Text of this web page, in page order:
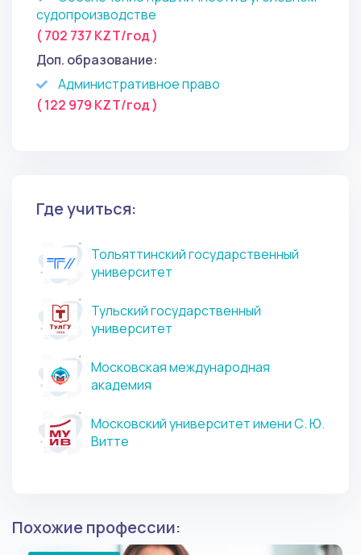
судопроизводстве
( 702 737 KZT/год )
Доп. образование:
Административное право
( 122 979 KZT/год )
Где учиться:
Тольяттинский государственный
университет
Тульский государственный
университет
Московская международная
академия
Московский университет имени С. Ю.
Витте
Похожие профессии: